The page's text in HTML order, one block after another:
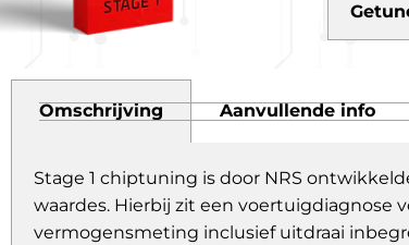
Omschrijving Aanvullende info
Stage 1 chiptuning is door NRS
waardes. Hierbij zit een voertuigdiagnose
vermogensmeting inclusief uitdraai